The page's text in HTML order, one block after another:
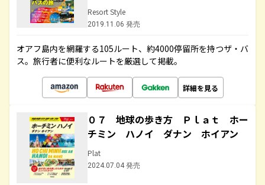
Resort Style
2019.11.06 発売
オアフ島内を網羅する105ルート、約4000停留所を持つザ・バ
ス。旅行者に便利なルートを厳選して掲載。
詳細を見る
０７ 地球の歩き方 Ｐｌａｔ ホー
チミン ハノイ ダナン ホイアン
Plat
2024.07.04 発売